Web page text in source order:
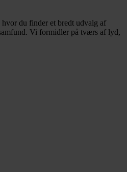
hvor du finder et bredt udvalg af
Vi formidler på tværs af lyd,